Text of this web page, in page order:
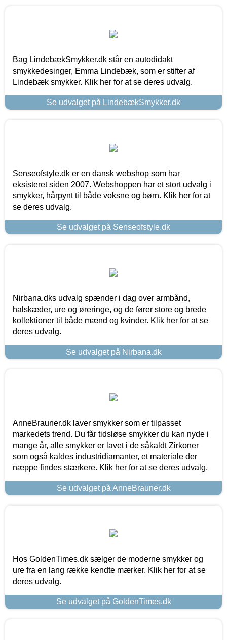
Bag LindebækSmykker.dk står en autodidakt
smykkedesinger, Emma Lindebæk, som er stifter af
Lindebæk smykker. Klik her for at se deres udvalg.
Se udvalget på LindebækSmykker.dk
Senseofstyle.dk er en dansk webshop som har
eksisteret siden 2007. Webshoppen har et stort udvalg i
smykker, hårpynt til både voksne og børn. Klik her for at
se deres udvalg.
Se udvalget på Senseofstyle.dk
Nirbana.dks udvalg spænder i dag over armbånd,
halskæder, ure og øreringe, og de fører store og brede
kollektioner til både mænd og kvinder. Klik her for at se
deres udvalg.
Se udvalget på Nirbana.dk
AnneBrauner.dk laver smykker som er tilpasset
markedets trend. Du får tidsløse smykker du kan nyde i
mange år, alle smykker er lavet i de såkaldt Zirkoner
som også kaldes industridiamanter, et materiale der
næppe findes stærkere. Klik her for at se deres udvalg.
Se udvalget på AnneBrauner.dk
Hos GoldenTimes.dk sælger de moderne smykker og
ure fra en lang række kendte mærker. Klik her for at se
deres udvalg.
Se udvalget på GoldenTimes.dk